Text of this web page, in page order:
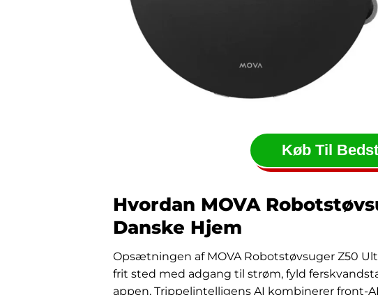
Køb Til
Hvordan MOVA
Danske Hjem
Opsætningen af MOVA Robotstøvsuger Z50
frit sted med adgang til strøm, fyld
appen. Trippelintelligens AI kombinerer front-